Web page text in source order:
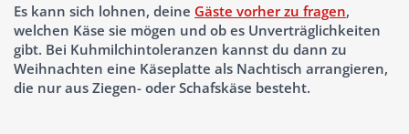
Es kann sich lohnen, deine Gäste vorher zu fragen,
welchen Käse sie mögen und ob es Unverträglichkeiten
gibt. Bei Kuhmilchintoleranzen kannst du dann zu
Weihnachten eine Käseplatte als Nachtisch arrangieren,
die nur aus Ziegen- oder Schafskäse besteht.